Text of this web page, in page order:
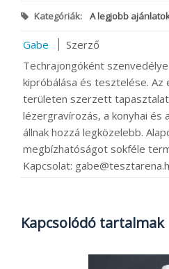
Kategóriák: A legjobb
Gabe
Szerző
Techrajongóként
kipróbálása és tesztelése. Az
területen szerzett
lézergravírozás, a konyhai és
állnak hozzá legközelebb.
megbízhatóságot sokféle
Kapcsolat:
Kapcsolódó tartalmak